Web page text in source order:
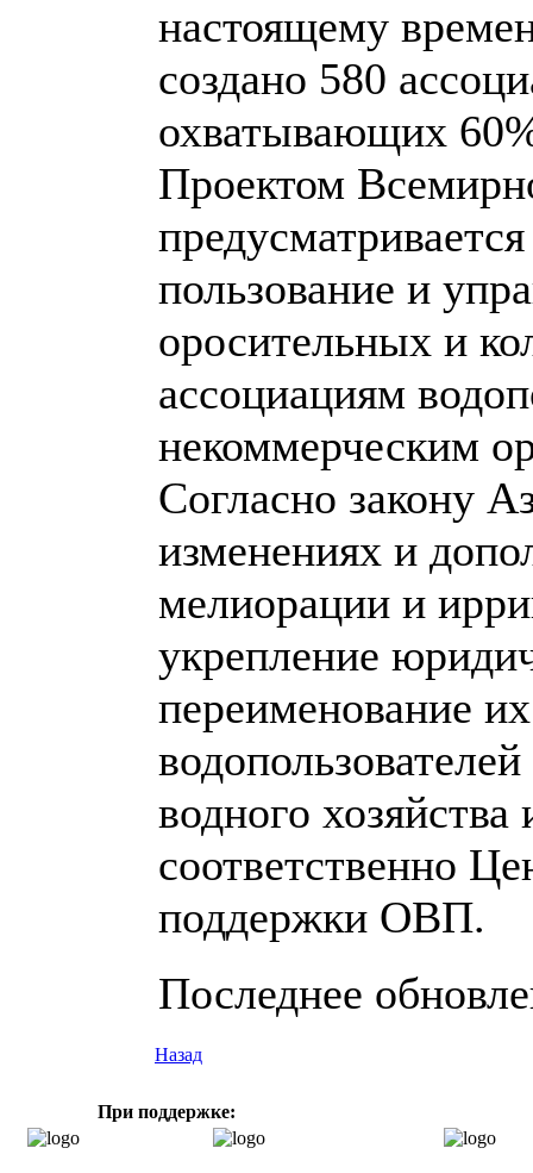
настоящему
создано 580
охватывающих
Проектом
пользование и
оросительных и
ассоциациям
некоммерческим
Согласно закону
изменениях и
мелиорации и
укрепление
переименование
водного
соответственно
поддержки ОВП.
Последнее
Назад
При поддержке: